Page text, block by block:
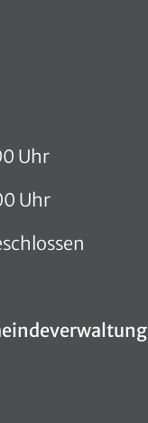
Uhr
Uhr